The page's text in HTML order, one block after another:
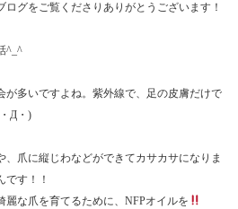
グをご覧くださりありがとうございます！
^_^
が多いですよね。紫外線で、足の皮膚だけで
Д・)
、爪に縦じわなどができてカサカサになりま
です！！
麗な爪を育てるために、NFPオイルを